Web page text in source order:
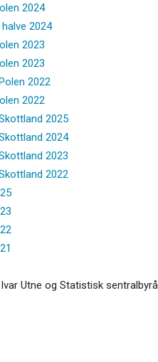
2024
2024
2023
2023
2022
2022
2025
2024
2023
2022
Utne og Statistisk sentralbyrå.